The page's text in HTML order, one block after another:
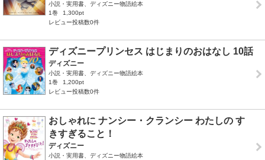
小説・実用書、ディズニー物語絵本
1巻
1,300pt
レビュー投稿数0件
ディズニープリンセス はじまりのおはなし 10話
ディズニー
小説・実用書、ディズニー物語絵本
1巻
1,200pt
レビュー投稿数0件
おしゃれに ナンシー・クランシー わたしの す
きすぎること！
ディズニー
小説・実用書、ディズニー物語絵本